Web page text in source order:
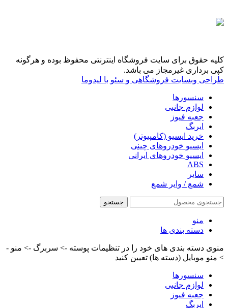
کلیه حقوق برای سایت فروشگاه اینترنتی محفوظ بوده و هرگونه
کپی برداری غیرمجاز می باشد.
طراحی وبسایت فروشگاهی و سئو با لیدوما
سنسورها
لوازم جانبی
جعبه فیوز
ایربگ
خرید ایسیو (کامپیوتر)
ایسیو خودروهای چینی
ایسیو خودروهای ایرانی
ABS
سایر
شمع / وایر شمع
جستجو
منو
دسته بندی ها
منوی دسته بندی های خود را در تنظیمات پوسته -> سربرگ -> منو -
> منو موبایل (دسته ها) تعیین کنید
سنسورها
لوازم جانبی
جعبه فیوز
ایربگ